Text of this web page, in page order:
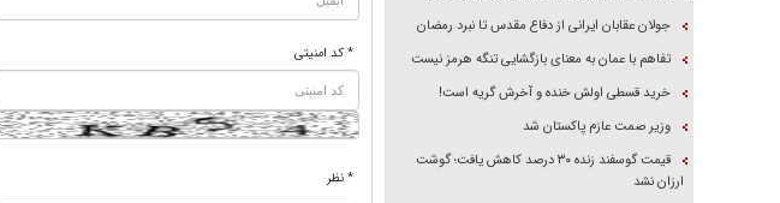
* کد امنیتی
* نظر
جولان عقابان ایرانی از دفاع مقدس تا نبرد رمضان
تفاهم با عمان به معنای بازگشایی تنگه هرمز نیست
خرید قسطی اولش خنده و آخرش گریه است!
وزیر صمت عازم پاکستان شد
قیمت گوسفند زنده ۳۰ درصد کاهش یافت؛ گوشت
ارزان نشد